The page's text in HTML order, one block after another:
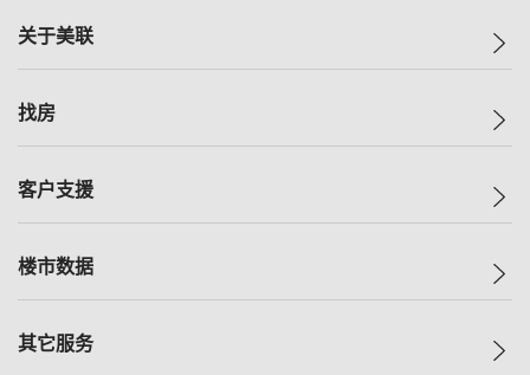
关于美联
美联集团
人才招募
找房
一手新房
减价
美联豪宅
客户支援
自助放盘
查询热线
楼市数据
指数
其它服务